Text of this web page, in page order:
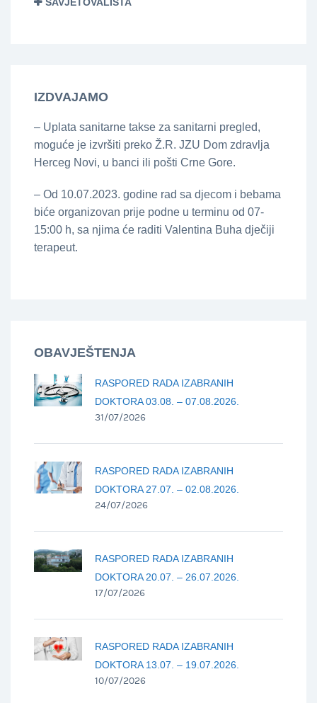
IZDVAJAMO
– Uplata sanitarne takse za sanitarni pregled,
moguće je izvršiti preko Ž.R. JZU Dom zdravlja
Herceg Novi, u banci ili pošti Crne Gore.
– Od 10.07.2023. godine rad sa djecom i bebama
biće organizovan prije podne u terminu od 07-
15:00 h, sa njima će raditi Valentina Buha dječiji
terapeut.
OBAVJEŠTENJA
RASPORED RADA IZABRANIH
DOKTORA 03.08. – 07.08.2026.
31/07/2026
RASPORED RADA IZABRANIH
DOKTORA 27.07. – 02.08.2026.
24/07/2026
RASPORED RADA IZABRANIH
DOKTORA 20.07. – 26.07.2026.
17/07/2026
RASPORED RADA IZABRANIH
DOKTORA 13.07. – 19.07.2026.
10/07/2026